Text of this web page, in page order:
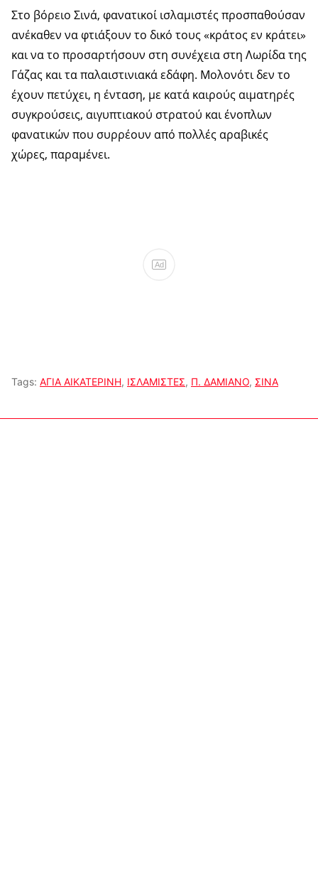
Στο βόρειο Σινά, φανατικοί ισλαμιστές προσπαθούσαν
ανέκαθεν να φτιάξουν το δικό τους «κράτος εν κράτει»
και να το προσαρτήσουν στη συνέχεια στη Λωρίδα της
Γάζας και τα παλαιστινιακά εδάφη. Μολονότι δεν το
έχουν πετύχει, η ένταση, με κατά καιρούς αιματηρές
συγκρούσεις, αιγυπτιακού στρατού και ένοπλων
φανατικών που συρρέουν από πολλές αραβικές
χώρες, παραμένει.
Ad
Tags: ΑΓΙΑ ΑΙΚΑΤΕΡΙΝΗ, ΙΣΛΑΜΙΣΤΕΣ, Π. ΔΑΜΙΑΝΟ, ΣΙΝΑ